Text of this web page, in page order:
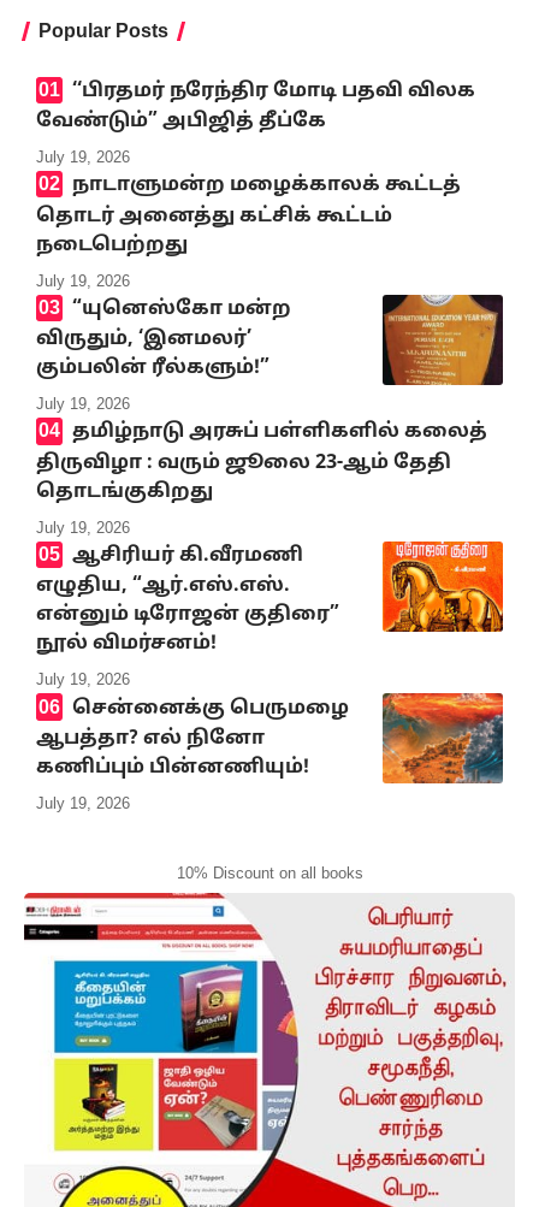
Popular Posts
‘‘பிரதமர் நரேந்திர மோடி பதவி விலக
வேண்டும்” அபிஜித் தீப்கே
July 19, 2026
நாடாளுமன்ற மழைக்காலக் கூட்டத்
தொடர் அனைத்து கட்சிக் கூட்டம்
நடைபெற்றது
July 19, 2026
“யுனெஸ்கோ மன்ற
விருதும், ‘இனமலர்’
கும்பலின் ரீல்களும்!”
July 19, 2026
தமிழ்நாடு அரசுப் பள்ளிகளில் கலைத்
திருவிழா : வரும் ஜூலை 23-ஆம் தேதி
தொடங்குகிறது
July 19, 2026
ஆசிரியர் கி.வீரமணி
எழுதிய, “ஆர்.எஸ்.எஸ்.
என்னும் டிரோஜன் குதிரை”
நூல் விமர்சனம்!
July 19, 2026
சென்னைக்கு பெருமழை
ஆபத்தா? எல் நினோ
கணிப்பும் பின்னணியும்!
July 19, 2026
10% Discount on all books